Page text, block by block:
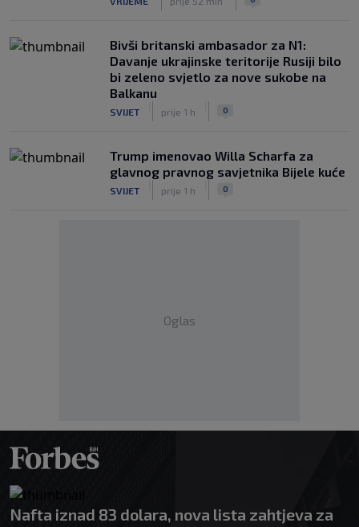
Bivši britanski ambasador za N1:
Davanje ukrajinske teritorije Rusiji bilo
bi zeleno svjetlo za nove sukobe na
Balkanu
SVIJET prije 1 h 0
Trump imenovao Willa Scharfa za
glavnog pravnog savjetnika Bijele kuće
SVIJET prije 1 h 0
Oglas
Nafta iznad 83 dolara, nova lista zahtjeva za